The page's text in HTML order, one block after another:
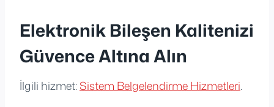
Elektronik Bileşen Kalitenizi
Güvence Altına Alın
İlgili hizmet:Sistem Belgelendirme Hizmetleri.